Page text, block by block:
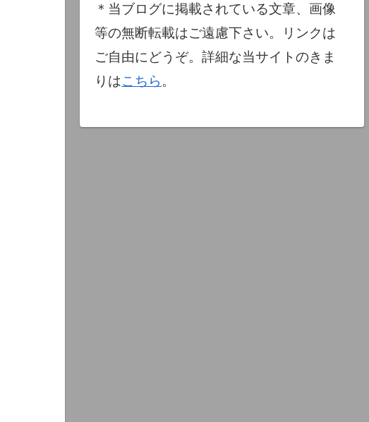
＊当ブログに掲載されている文章、画像
等の無断転載はご遠慮下さい。リンクは
ご自由にどうぞ。詳細な当サイトのきま
りはこちら 。